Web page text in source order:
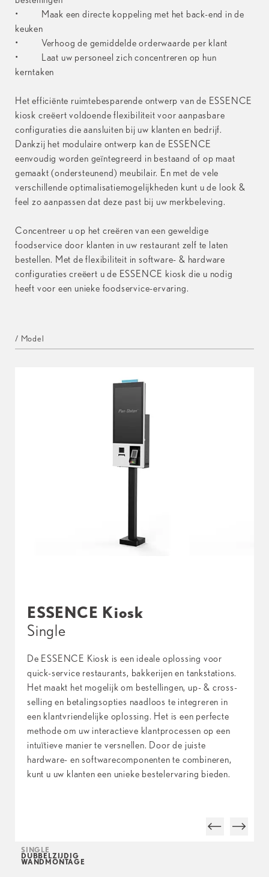
• Maak een directe koppeling met het back-end in de
keuken
• Verhoog de gemiddelde orderwaarde per klant
• Laat uw personeel zich concentreren op hun
kerntaken
Het efficiënte ruimtebesparende ontwerp van de ESSENCE
kiosk creëert voldoende flexibiliteit voor aanpasbare
configuraties die aansluiten bij uw klanten en bedrijf.
Dankzij het modulaire ontwerp kan de ESSENCE
eenvoudig worden geïntegreerd in bestaand of op maat
gemaakt (ondersteunend) meubilair. En met de vele
verschillende optimalisatiemogelijkheden kunt u de look &
feel zo aanpassen dat deze past bij uw merkbeleving.
Concentreer u op het creëren van een geweldige
foodservice door klanten in uw restaurant zelf te laten
bestellen. Met de flexibiliteit in software- & hardware
configuraties creëert u de ESSENCE kiosk die u nodig
heeft voor een unieke foodservice-ervaring.
/ Model
ESSENCE Kiosk
Single
De ESSENCE Kiosk is een ideale oplossing voor
quick-service restaurants, bakkerijen en tankstations.
Het maakt het mogelijk om bestellingen, up- & cross-
selling en betalingsopties naadloos te integreren in
een klantvriendelijke oplossing. Het is een perfecte
methode om uw interactieve klantprocessen op een
intuïtieve manier te versnellen. Door de juiste
hardware- en softwarecomponenten te combineren,
kunt u uw klanten een unieke bestelervaring bieden.
SINGLE
DUBBELZIJDIG
WANDMONTAGE